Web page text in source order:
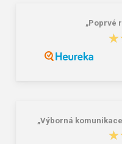
„Poprvé
„Výborná